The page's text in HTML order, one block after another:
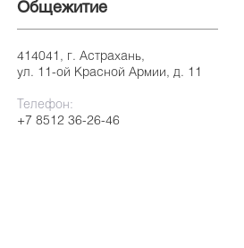
Общежитие
414041, г. Астрахань,
ул. 11-ой Красной Армии, д. 11
Телефон:
+7 8512 36-26-46